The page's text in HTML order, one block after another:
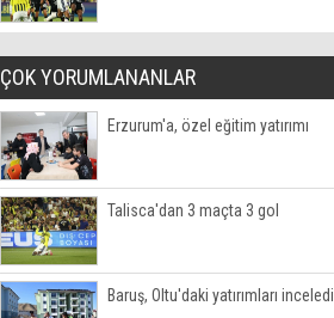
ÇOK YORUMLANANLAR
Erzurum'a, özel eğitim yatırımı
Talisca'dan 3 maçta 3 gol
Baruş, Oltu'daki yatırımları inceledi